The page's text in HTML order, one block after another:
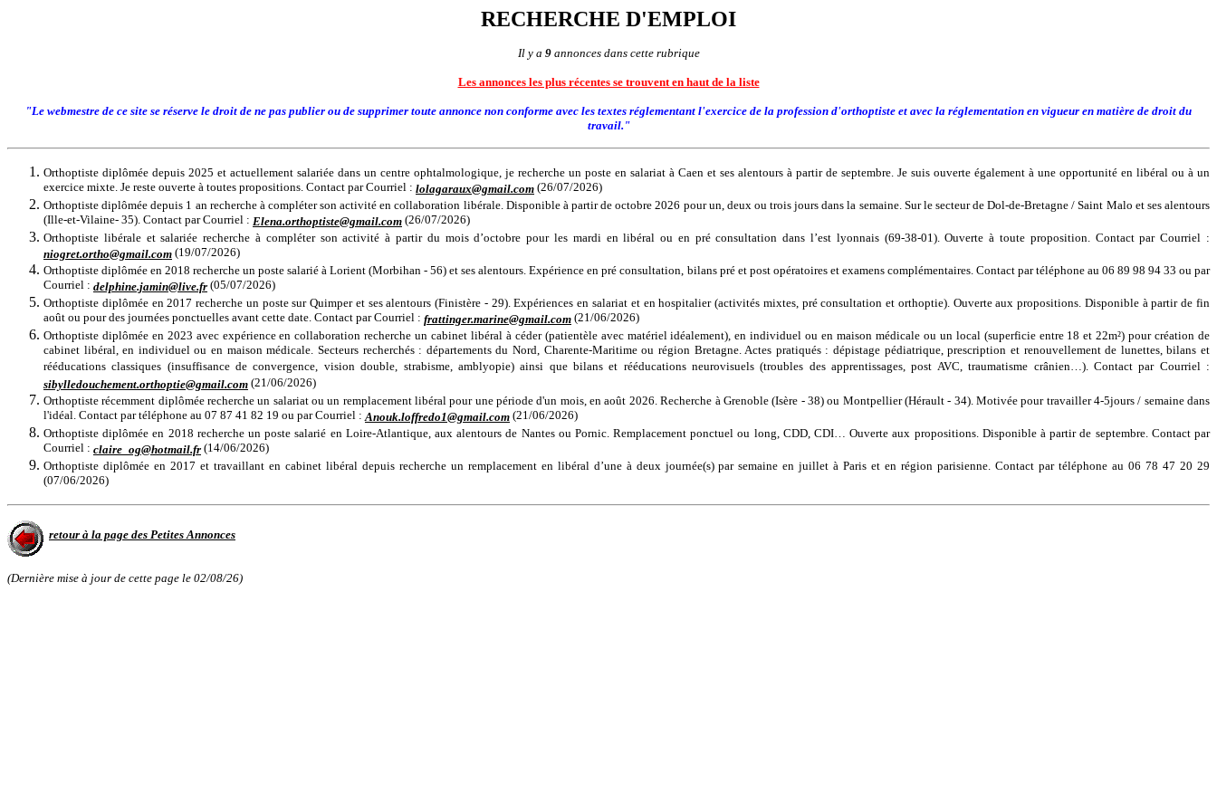
RECHERCHE D'EMPLOI
Il y a 9 annonces dans cette rubrique
Les annonces les plus récentes se trouvent en haut de la liste
"Le webmestre de ce site se réserve le droit de ne pas publier ou de supprimer toute annonce non conforme avec les textes réglementant l'exercice de la profession d'orthoptiste et avec la réglementation en vigueur en matière de droit du
travail."
Orthoptiste diplômée depuis 2025 et actuellement salariée dans un centre ophtalmologique, je recherche un poste en salariat à Caen et ses alentours à partir de septembre. Je suis ouverte également à une opportunité en libéral ou à un
exercice mixte. Je reste ouverte à toutes propositions. Contact par Courriel : lolagaraux@gmail.com (26/07/2026)
Orthoptiste diplômée depuis 1 an recherche à compléter son activité en collaboration libérale. Disponible à partir de octobre 2026 pour un, deux ou trois jours dans la semaine. Sur le secteur de Dol-de-Bretagne / Saint Malo et ses alentours
(Ille-et-Vilaine- 35). Contact par Courriel : Elena.orthoptiste@gmail.com (26/07/2026)
Orthoptiste libérale et salariée recherche à compléter son activité à partir du mois d’octobre pour les mardi en libéral ou en pré consultation dans l’est lyonnais (69-38-01). Ouverte à toute proposition. Contact par Courriel :
niogret.ortho@gmail.com (19/07/2026)
Orthoptiste diplômée en 2018 recherche un poste salarié à Lorient (Morbihan - 56) et ses alentours. Expérience en pré consultation, bilans pré et post opératoires et examens complémentaires. Contact par téléphone au 06 89 98 94 33 ou par
Courriel : delphine.jamin@live.fr (05/07/2026)
Orthoptiste diplômée en 2017 recherche un poste sur Quimper et ses alentours (Finistère - 29). Expériences en salariat et en hospitalier (activités mixtes, pré consultation et orthoptie). Ouverte aux propositions. Disponible à partir de fin
août ou pour des journées ponctuelles avant cette date. Contact par Courriel : frattinger.marine@gmail.com (21/06/2026)
Orthoptiste diplômée en 2023 avec expérience en collaboration recherche un cabinet libéral à céder (patientèle avec matériel idéalement), en individuel ou en maison médicale ou un local (superficie entre 18 et 22m²) pour création de
cabinet libéral, en individuel ou en maison médicale. Secteurs recherchés : départements du Nord, Charente-Maritime ou région Bretagne. Actes pratiqués : dépistage pédiatrique, prescription et renouvellement de lunettes, bilans et
rééducations classiques (insuffisance de convergence, vision double, strabisme, amblyopie) ainsi que bilans et rééducations neurovisuels (troubles des apprentissages, post AVC, traumatisme crânien…). Contact par Courriel :
sibylledouchement.orthoptie@gmail.com (21/06/2026)
Orthoptiste récemment diplômée recherche un salariat ou un remplacement libéral pour une période d'un mois, en août 2026. Recherche à Grenoble (Isère - 38) ou Montpellier (Hérault - 34). Motivée pour travailler 4-5jours / semaine dans
l'idéal. Contact par téléphone au 07 87 41 82 19 ou par Courriel : Anouk.loffredo1@gmail.com (21/06/2026)
Orthoptiste diplômée en 2018 recherche un poste salarié en Loire-Atlantique, aux alentours de Nantes ou Pornic. Remplacement ponctuel ou long, CDD, CDI… Ouverte aux propositions. Disponible à partir de septembre. Contact par
Courriel : claire_og@hotmail.fr (14/06/2026)
Orthoptiste diplômée en 2017 et travaillant en cabinet libéral depuis recherche un remplacement en libéral d’une à deux journée(s) par semaine en juillet à Paris et en région parisienne. Contact par téléphone au 06 78 47 20 29
(07/06/2026)
retour à la page des Petites Annonces
(Dernière mise à jour de cette page le 02/08/26)